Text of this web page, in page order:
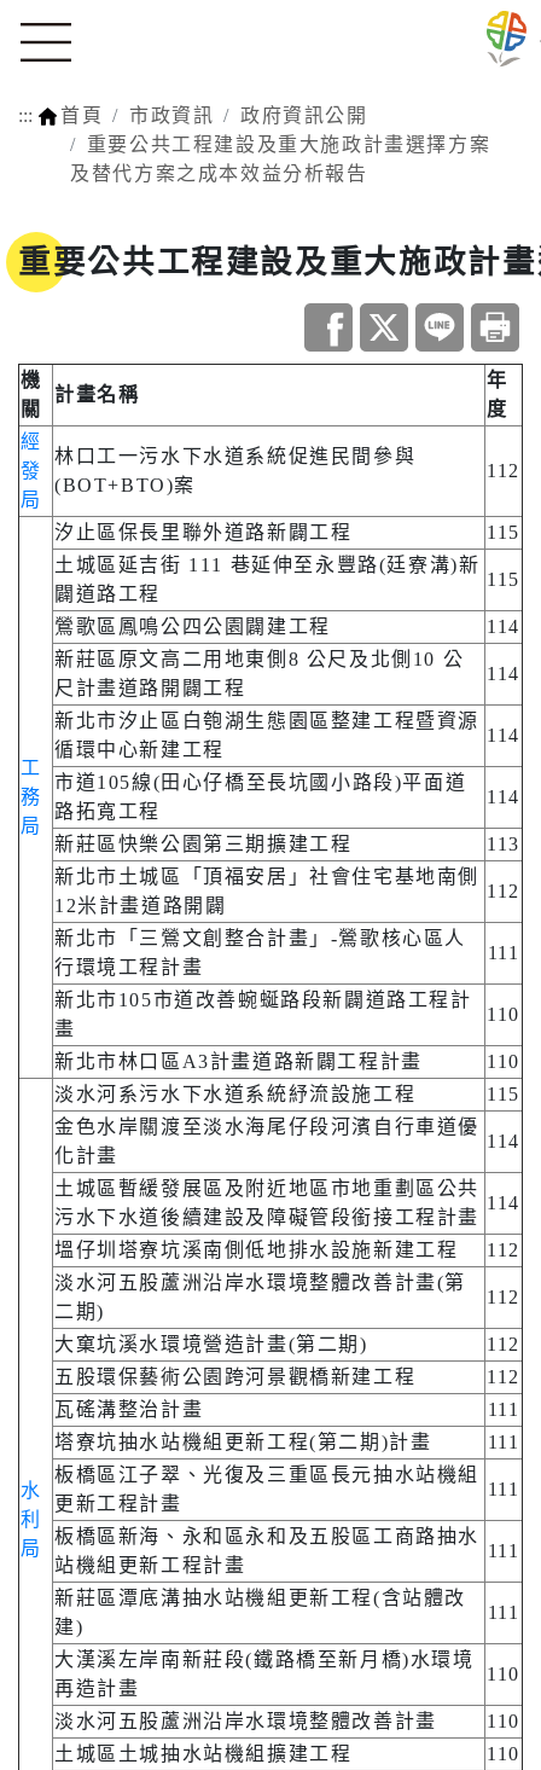
::: 首頁 市政資訊
政府資訊公開
重要公共工程建設及重大施政計畫選擇方案
及替代方案之成本效益分析報告
重要公共工程建設及重大施政計
機
關
計畫名稱
年
度
經
發
局
林口工一污水下水道系統促進民間參與
(BOT+BTO)案
112
工
務
局
汐止區保長里聯外道路新闢工程
115
土城區延吉街 111 巷延伸至永豐路(廷寮溝)新
闢道路工程
115
鶯歌區鳳鳴公四公園闢建工程
114
新莊區原文高二用地東側8 公尺及北側10 公
尺計畫道路開闢工程
114
新北市汐止區白匏湖生態園區整建工程暨資源
循環中心新建工程
114
市道105線(田心仔橋至長坑國小路段)平面道
路拓寬工程
114
新莊區快樂公園第三期擴建工程
113
新北市土城區「頂福安居」社會住宅基地南側
12米計畫道路開闢
112
新北市「三鶯文創整合計畫」-鶯歌核心區人
行環境工程計畫
111
新北市105市道改善蜿蜒路段新闢道路工程計
畫
110
新北市林口區A3計畫道路新闢工程計畫 110
水
利
局
淡水河系污水下水道系統紓流設施工程
115
金色水岸關渡至淡水海尾仔段河濱自行車道優
化計畫
114
土城區暫緩發展區及附近地區市地重劃區公共
污水下水道後續建設及障礙管段銜接工程計畫
114
塭仔圳塔寮坑溪南側低地排水設施新建工程
112
淡水河五股蘆洲沿岸水環境整體改善計畫(第
二期)
112
大窠坑溪水環境營造計畫(第二期)
112
五股環保藝術公園跨河景觀橋新建工程
112
瓦磘溝整治計畫
111
塔寮坑抽水站機組更新工程(第二期)計畫
111
板橋區江子翠、光復及三重區長元抽水站機組
更新工程計畫
111
板橋區新海、永和區永和及五股區工商路抽水
站機組更新工程計畫
111
新莊區潭底溝抽水站機組更新工程(含站體改
建)
111
大漢溪左岸南新莊段(鐵路橋至新月橋)水環境
再造計畫
110
淡水河五股蘆洲沿岸水環境整體改善計畫
110
土城區土城抽水站機組擴建工程
110